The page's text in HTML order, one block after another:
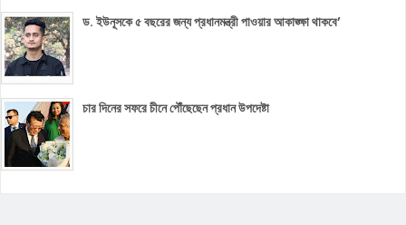
ড. ইউনূসকে ৫ বছরের জন্য প্রধানমন্ত্রী পাওয়ার আকাঙ্ক্ষা থাকবে’
চার দিনের সফরে চীনে পৌঁছেছেন প্রধান উপদেষ্টা